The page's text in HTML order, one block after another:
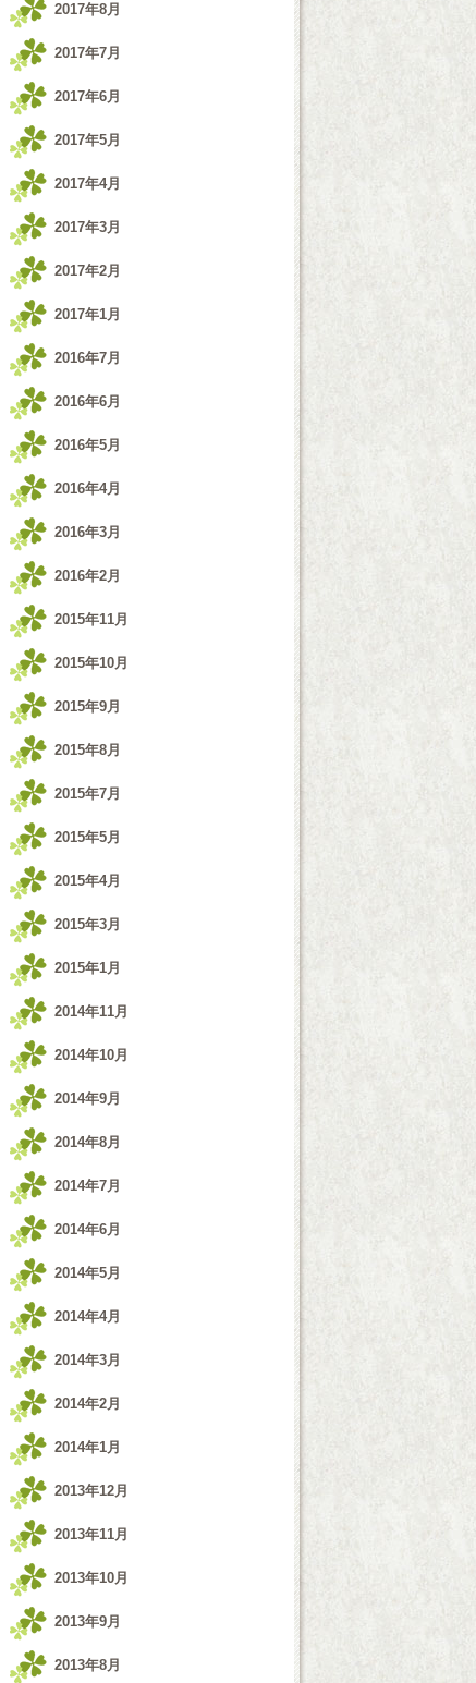
2017年8月
2017年7月
2017年6月
2017年5月
2017年4月
2017年3月
2017年2月
2017年1月
2016年7月
2016年6月
2016年5月
2016年4月
2016年3月
2016年2月
2015年11月
2015年10月
2015年9月
2015年8月
2015年7月
2015年5月
2015年4月
2015年3月
2015年1月
2014年11月
2014年10月
2014年9月
2014年8月
2014年7月
2014年6月
2014年5月
2014年4月
2014年3月
2014年2月
2014年1月
2013年12月
2013年11月
2013年10月
2013年9月
2013年8月